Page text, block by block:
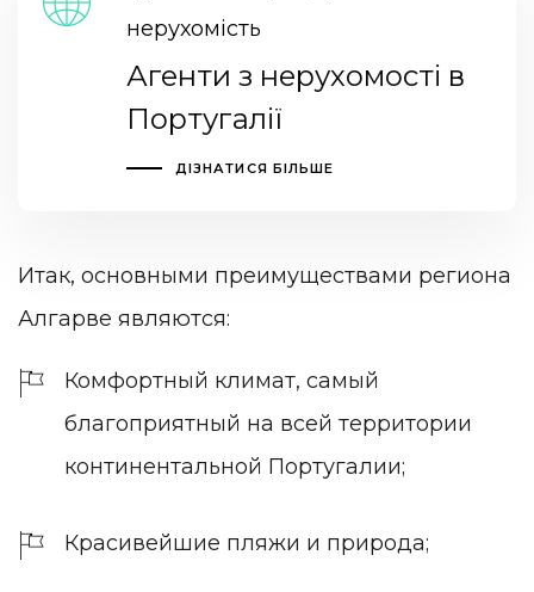
нерухомість
Агенти з нерухомості в
Португалії
ДІЗНАТИСЯ БІЛЬШЕ
Итак, основными преимуществами региона
Алгарве являются:
Комфортный климат, самый
благоприятный на всей территории
континентальной Португалии;
Красивейшие пляжи и природа;